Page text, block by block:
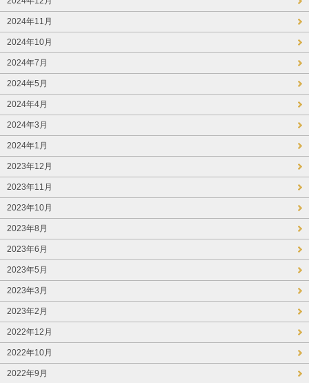
2024年11月
2024年10月
2024年7月
2024年5月
2024年4月
2024年3月
2024年1月
2023年12月
2023年11月
2023年10月
2023年8月
2023年6月
2023年5月
2023年3月
2023年2月
2022年12月
2022年10月
2022年9月